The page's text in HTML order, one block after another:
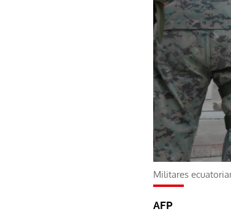
Militares
AFP